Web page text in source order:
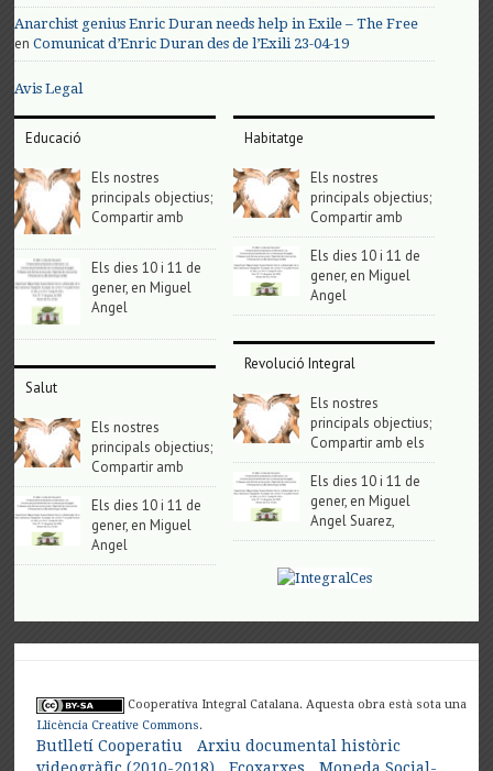
Anarchist genius Enric Duran needs help in Exile – The Free
enComunicat d’Enric Duran des de l’Exili 23-04-19
Avis Legal
Educació
Els nostres
principals objectius;
Compartir amb
Els dies 10 i 11 de
gener, en Miguel
Angel
Salut
Els nostres
principals objectius;
Compartir amb
Els dies 10 i 11 de
gener, en Miguel
Angel
Habitatge
Els nostres
principals objectius;
Compartir amb
Els dies 10 i 11 de
gener, en Miguel
Angel
Revolució Integral
Els nostres
principals objectius;
Compartir amb els
Els dies 10 i 11 de
gener, en Miguel
Angel Suarez,
Cooperativa Integral Catalana. Aquesta obra està sota una
Llicència Creative Commons.
Butlletí Cooperatiu
Arxiu documental històric